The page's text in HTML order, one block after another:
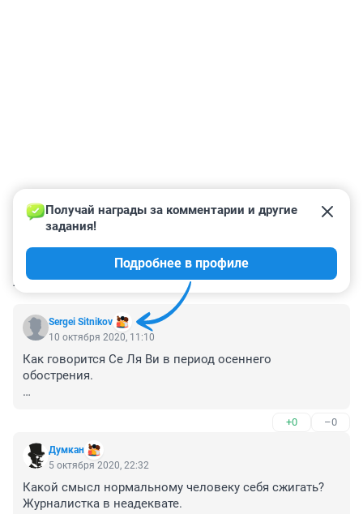
КОММЕНТАРИИ 518
Sergei Sitnikov
Получай награды за комментарии и другие
задания!
Подробнее в профиле
10 октября 2020, 11:10
Как говорится Се Ля Ви в период осеннего
обострения.
сама жертва, не виноваты в случившемся. Однако,
это совсем неважно, ведь в обязательном порядке,
плебсы просто необходим виновник случившегося,
который будет предан общественному порицанию и
это тоже нормально, хоть и сильно похоже на театр
абсурда.
+0 –0
Думкан
5 октября 2020, 22:32
Какой смысл нормальному человеку себя сжигать?
Журналистка в неадеквате.